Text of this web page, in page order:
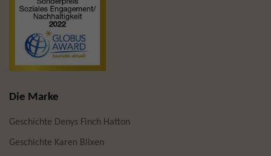
Die Marke
Geschichte Denys Finch Hatton
Geschichte Karen Blixen